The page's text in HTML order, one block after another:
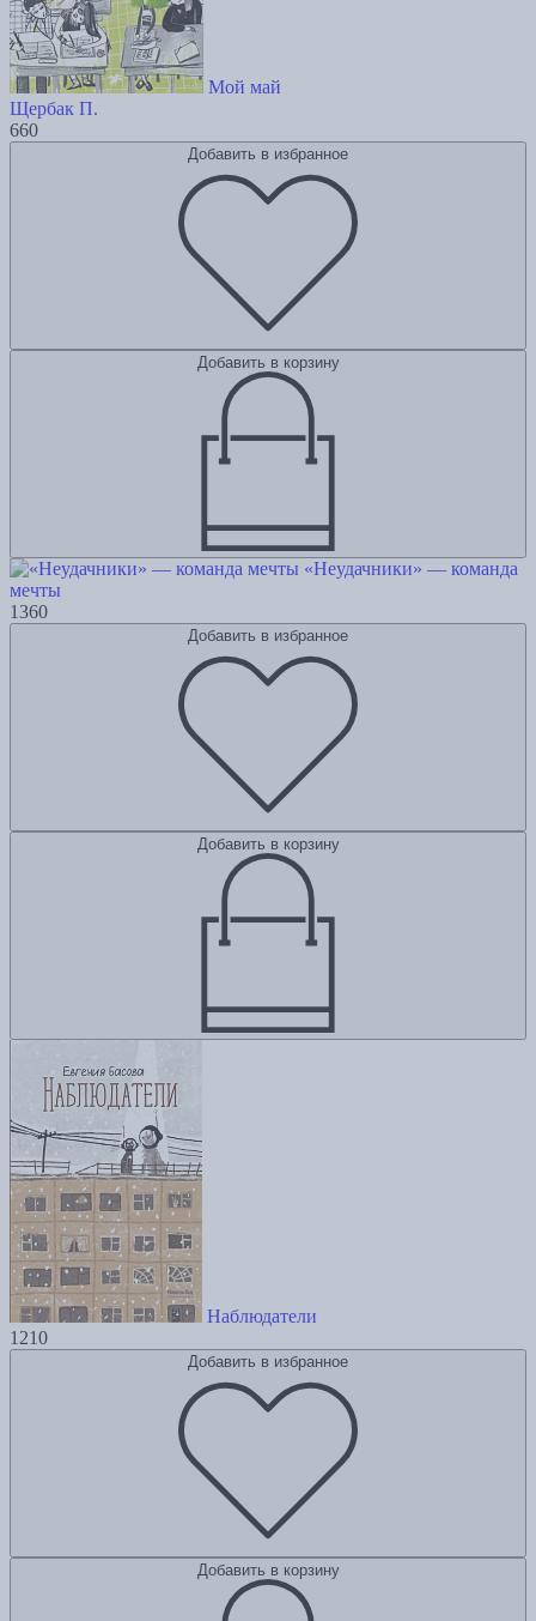
Мой май
Щербак П.
660
Добавить в избранное
Добавить в корзину
«Неудачники» — команда
мечты
1360
Добавить в избранное
Добавить в корзину
Наблюдатели
1210
Добавить в избранное
Добавить в корзину